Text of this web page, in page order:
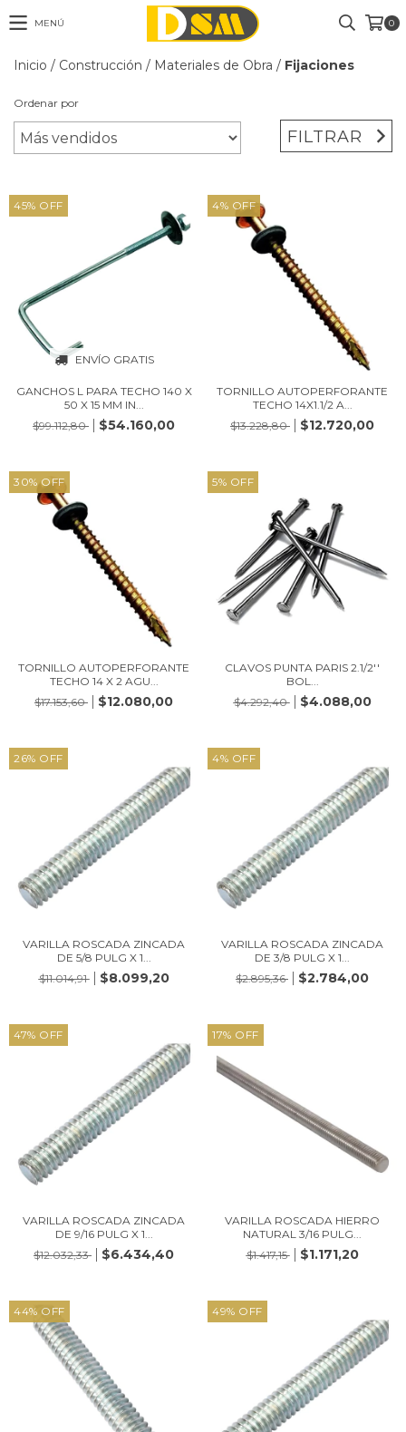
MENÚ 0
Inicio / Construcción / Materiales de Obra / Fijaciones
Ordenar por
FILTRAR
45% OFF
ENVÍO GRATIS
GANCHOS L PARA TECHO 140 X
50 X 15 MM IN...
$99.112,80
$54.160,00
4% OFF
TORNILLO AUTOPERFORANTE
TECHO 14X1.1/2 A...
$13.228,80
$12.720,00
30%OFF
TORNILLO AUTOPERFORANTE
TECHO 14 X 2 AGU...
$17.153,60
$12.080,00
5% OFF
CLAVOS PUNTA PARIS 2.1/2''
BOL...
$4.292,40
$4.088,00
26% OFF
VARILLA ROSCADA ZINCADA
DE 5/8 PULG X 1...
$11.014,91
$8.099,20
4% OFF
VARILLA ROSCADA ZINCADA
DE 3/8 PULG X 1...
$2.895,36
$2.784,00
47% OFF
VARILLA ROSCADA ZINCADA
DE 9/16 PULG X 1...
$12.032,33
$6.434,40
17% OFF
VARILLA ROSCADA HIERRO
NATURAL 3/16 PULG...
$1.417,15
$1.171,20
44% OFF 49% OFF